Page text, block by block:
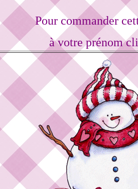
Pour commander
à votre prénom